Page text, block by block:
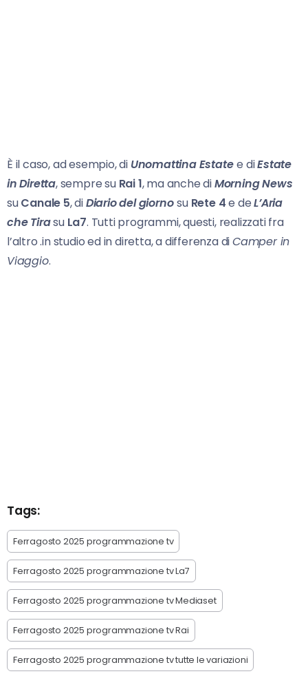
È il caso, ad esempio, di Unomattina Estate e diEstate
in Diretta, sempre suRai 1, ma anche diMorning News
suCanale 5, diDiario del giorno su Rete 4e deL’Aria
che Tirasu La7. Tutti programmi, questi, realizzati fra
l’altro .in studio ed in diretta, a differenza diCamper in
Viaggio.
Tags:
Ferragosto 2025 programmazione tv
Ferragosto 2025 programmazione tv La7
Ferragosto 2025 programmazione tv Mediaset
Ferragosto 2025 programmazione tv Rai
Ferragosto 2025 programmazione tv tutte le variazioni